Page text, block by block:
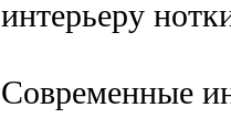
интерьеру
Современные